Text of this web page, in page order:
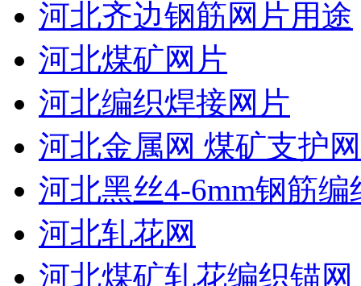
河北齐边钢筋网片用途
河北煤矿网片
河北编织焊接网片
河北金属网 煤矿支护
河北黑丝4-6mm钢筋
河北轧花网
河北煤矿轧花编织锚网